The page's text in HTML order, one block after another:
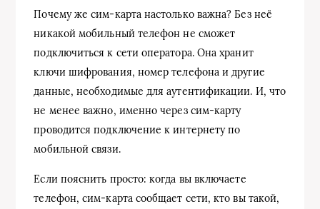
Почему же сим-карта настолько важна? Без неё
никакой мобильный телефон не сможет
подключиться к сети оператора. Она хранит
ключи шифрования, номер телефона и другие
данные, необходимые для аутентификации. И, что
не менее важно, именно через сим-карту
проводится подключение к интернету по
мобильной связи.
Если пояснить просто: когда вы включаете
телефон, сим-карта сообщает сети, кто вы такой,